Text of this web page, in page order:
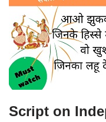
Script on